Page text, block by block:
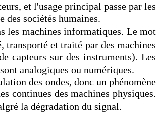
et l'usage principal passe par les
sociétés humaines.
les machines informatiques. Le mot
et traité par des machines
capteurs sur des instruments). Les
analogiques ou numériques.
des ondes, donc un phénomène
continues des machines physiques.
la dégradation du signal.